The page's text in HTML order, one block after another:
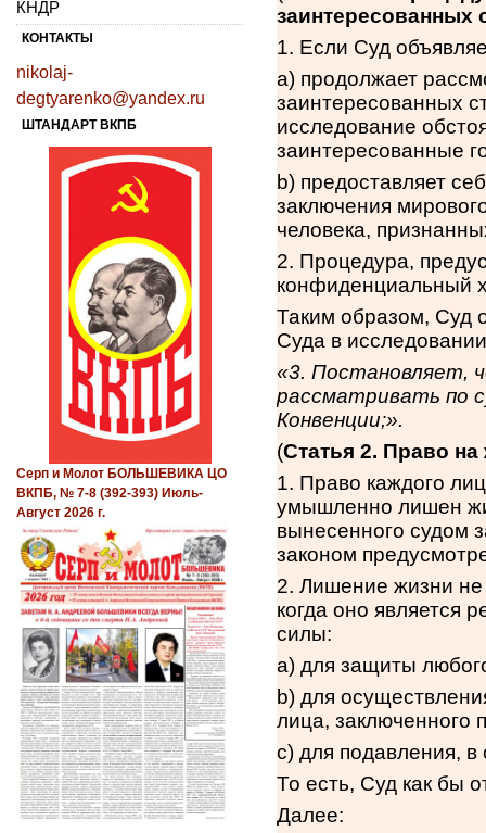
заинтересованных
1. Если Суд
a) продолжает
заинтересованных
исследование
заинтересованные
b) предоставляет
заключения
человека,
2. Процедура,
конфиденциальный
Таким образом, Суд
Суда в
«3. Постановляет,
рассматривать по
Конвенции;».
(Статья 2. Право на
1. Право каждого
умышленно лишен
вынесенного судом
законом
2. Лишение жизни не
когда оно является
силы:
a) для защиты
b) для
лица, заключенного
c) для подавления, в
То есть, Суд как бы
Далее:
КНДР
КОНТАКТЫ
nikolaj-
degtyarenko@yandex.ru
ШТАНДАРТ ВКПБ
Серп и Молот БОЛЬШЕВИКА ЦО
ВКПБ, № 7-8 (392-393) Июль-
Август 2026 г.